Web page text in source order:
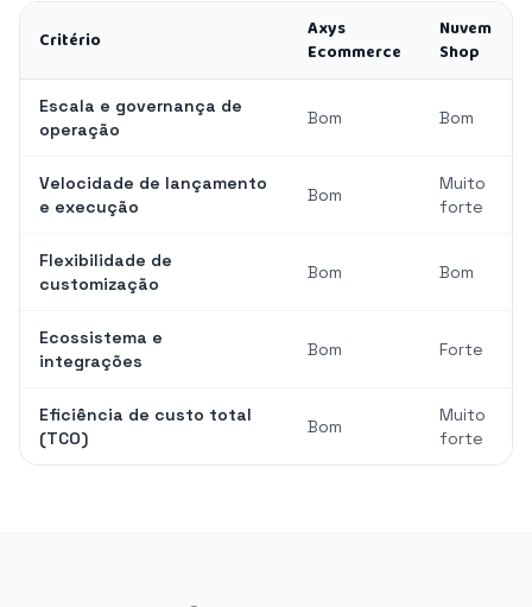
Critério
Axys
Ecommerce
Nuvem
Shop
Escala e governança de
operação
Bom Bom
Velocidade de lançamento
e execução
Bom
Muito
forte
Flexibilidade de
customização
Bom Bom
Ecossistema e
integrações
Bom Forte
Eficiência de custo total
(TCO)
Bom
Muito
forte